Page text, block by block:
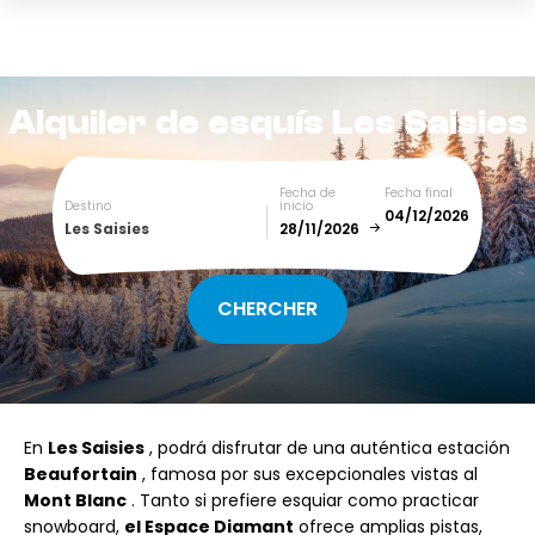
Alquiler de esquís Les Saisies
Destino
Les Saisies
Fecha de
inicio
Fecha final
December
1 2 3 4 5
6 7 8 9 10 11 12
En Les Saisies , podrá disfrutar de una auténtica estación
Beaufortain , famosa por sus excepcionales vistas al
Mont Blanc . Tanto si prefiere esquiar como practicar
snowboard, el Espace Diamant ofrece amplias pistas,